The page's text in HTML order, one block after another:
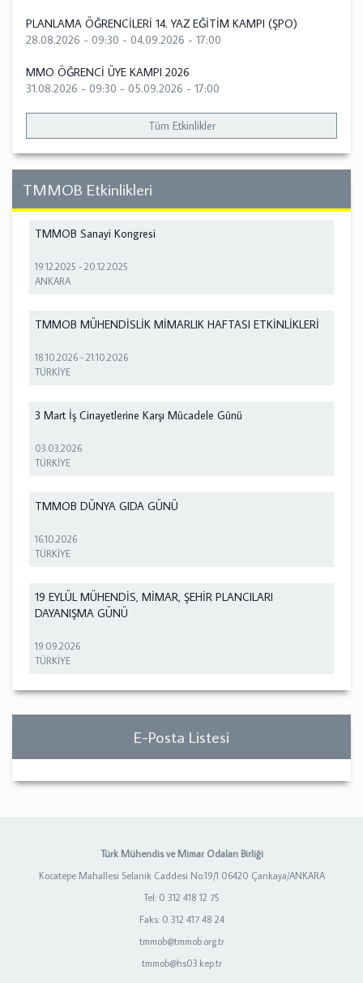
PLANLAMA ÖĞRENCİLERİ 14. YAZ EĞİTİM KAMPI (ŞPO)
28.08.2026 - 09:30 - 04.09.2026 - 17:00
MMO ÖĞRENCİ ÜYE KAMPI 2026
31.08.2026 - 09:30 - 05.09.2026 - 17:00
Tüm Etkinlikler
TMMOB Etkinlikleri
TMMOB Sanayi Kongresi
19.12.2025 -20.12.2025
ANKARA
TMMOB MÜHENDİSLİK MİMARLIK HAFTASI ETKİNLİKLERİ
18.10.2026 -21.10.2026
TÜRKİYE
3 Mart İş Cinayetlerine Karşı Mücadele Günü
03.03.2026
TÜRKİYE
TMMOB DÜNYA GIDA GÜNÜ
16.10.2026
TÜRKİYE
19 EYLÜL MÜHENDİS, MİMAR, ŞEHİR PLANCILARI
DAYANIŞMA GÜNÜ
19.09.2026
TÜRKİYE
E-Posta Listesi
Türk Mühendis ve Mimar Odaları Birliği
Kocatepe Mahallesi Selanik Caddesi No:19/1 06420 Çankaya/ANKARA
Tel: 0 312 418 12 75
Faks: 0 312 417 48 24
tmmob@tmmob.org.tr
tmmob@hs03.kep.tr